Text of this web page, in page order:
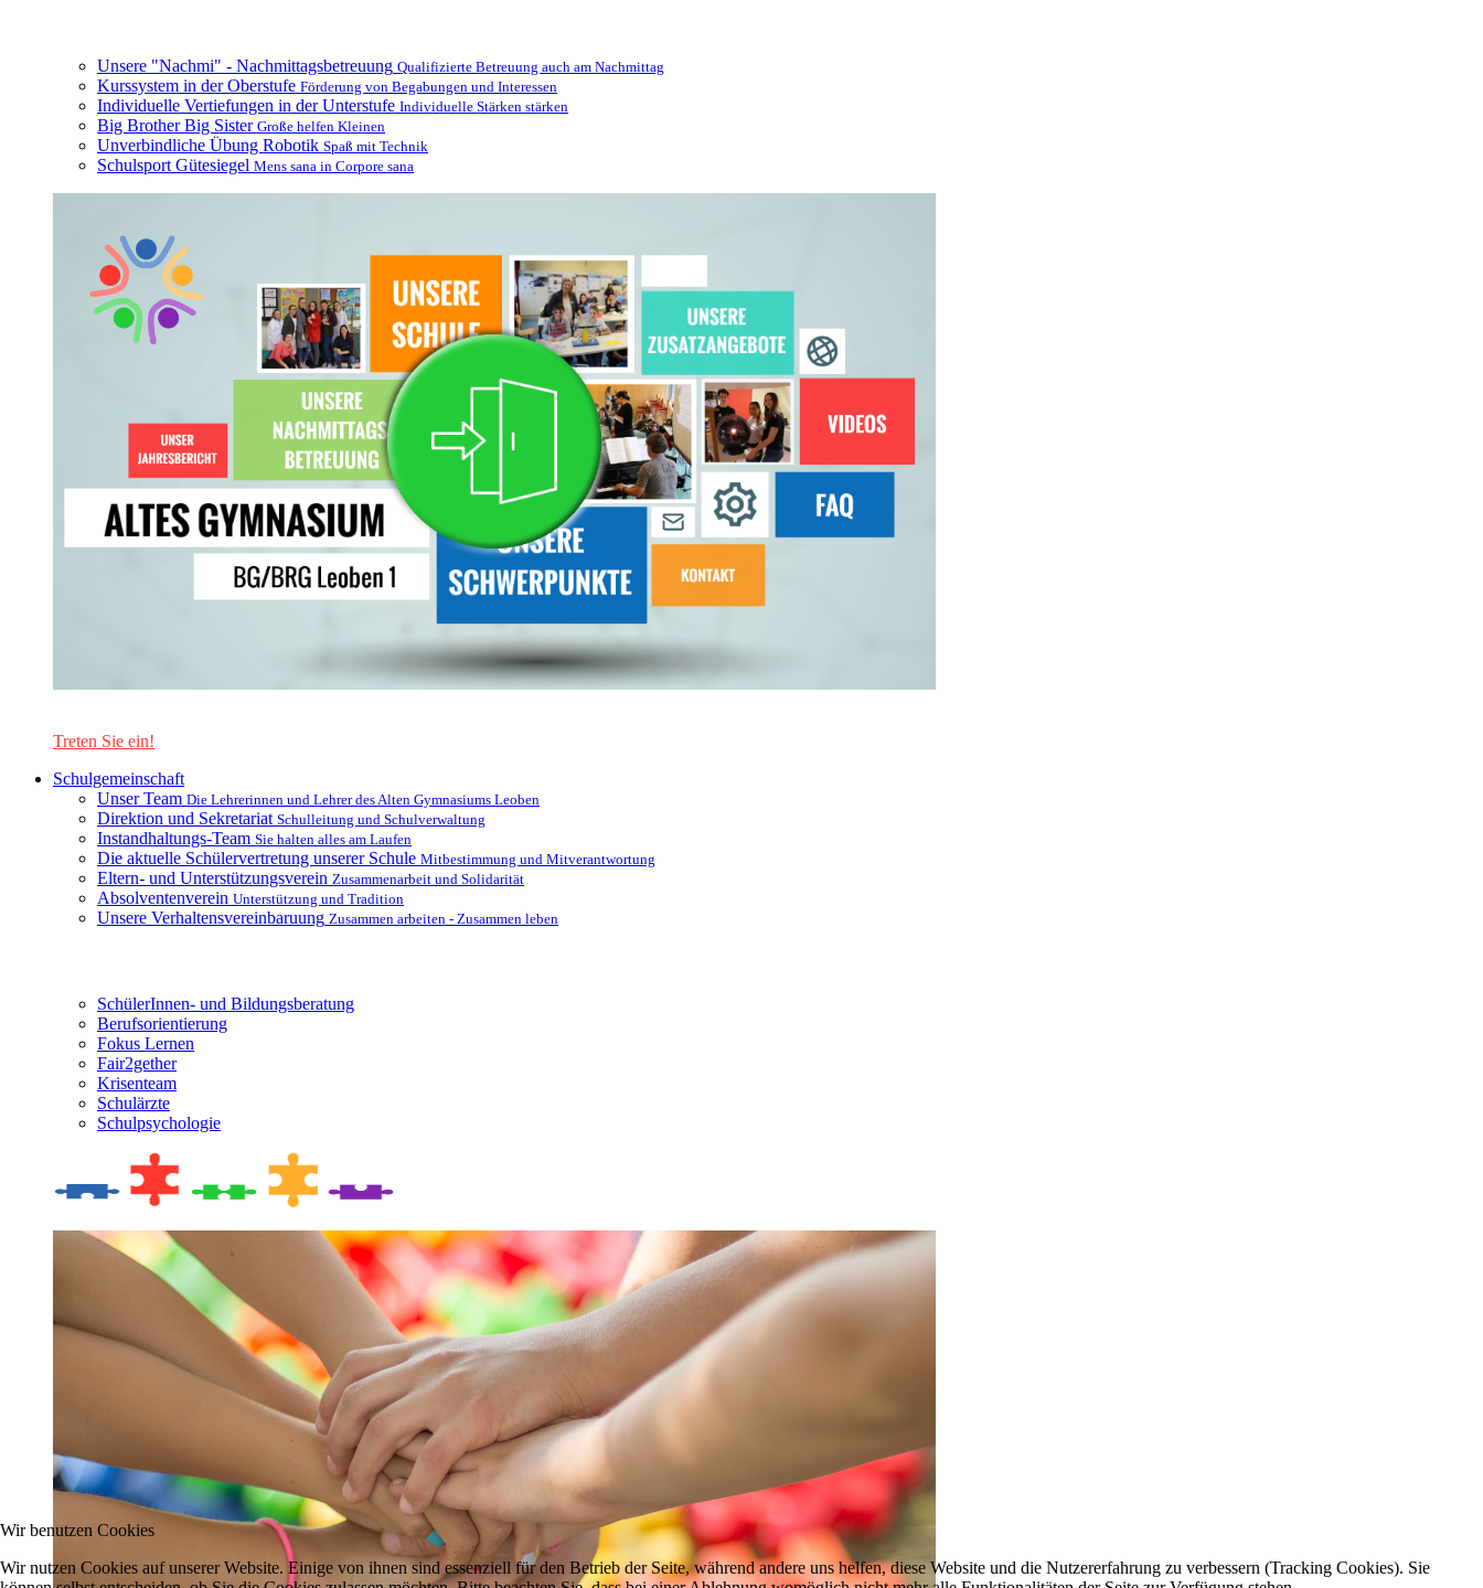
Unsere "Nachmi" - Nachmittagsbetreuung Qualifizierte Betreuung auch am Nachmittag
Kurssystem in der Oberstufe Förderung von Begabungen und Interessen
Individuelle Vertiefungen in der Unterstufe Individuelle Stärken stärken
Big Brother Big Sister Große helfen Kleinen
Unverbindliche Übung Robotik Spaß mit Technik
Schulsport Gütesiegel Mens sana in Corpore sana
Treten Sie ein!
Schulgemeinschaft
Unser Team Die Lehrerinnen und Lehrer des Alten Gymnasiums Leoben
Direktion und Sekretariat Schulleitung und Schulverwaltung
Instandhaltungs-Team Sie halten alles am Laufen
Die aktuelle Schülervertretung unserer Schule Mitbestimmung und Mitverantwortung
Eltern- und Unterstützungsverein Zusammenarbeit und Solidarität
Absolventenverein Unterstützung und Tradition
Unsere Verhaltensvereinbaruung Zusammen arbeiten - Zusammen leben
SchülerInnen- und Bildungsberatung
Berufsorientierung
Fokus Lernen
Fair2gether
Krisenteam
Schulärzte
Schulpsychologie
Wir benutzen Cookies
Wir nutzen Cookies auf unserer Website. Einige von ihnen sind essenziell für den Betrieb der Seite, während andere uns helfen, diese Website und die Nutzererfahrung zu verbessern (Tracking Cookies). Sie